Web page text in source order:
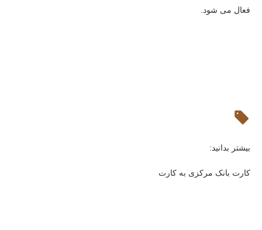
فعال می شود.
بیشتر بدانید:
کارت بانک مرکزی به کارت